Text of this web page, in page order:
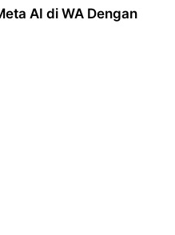
AI di WA Dengan